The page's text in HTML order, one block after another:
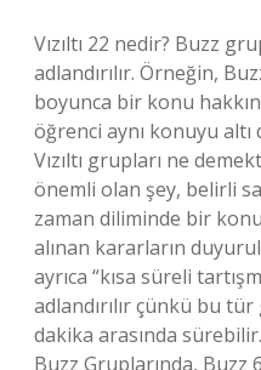
Vızıltı 22 nedir? Buzz
adlandırılır. Örneğin,
boyunca bir konu
öğrenci aynı konuyu altı
Vızıltı grupları ne
önemli olan şey, belirli
zaman diliminde bir
alınan kararların
ayrıca “kısa süreli
adlandırılır çünkü bu
dakika arasında
Buzz Gruplarında, Buzz